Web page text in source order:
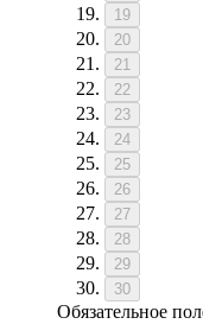
19
20
21
22
23
24
25
26
27
28
29
30
Обязательное